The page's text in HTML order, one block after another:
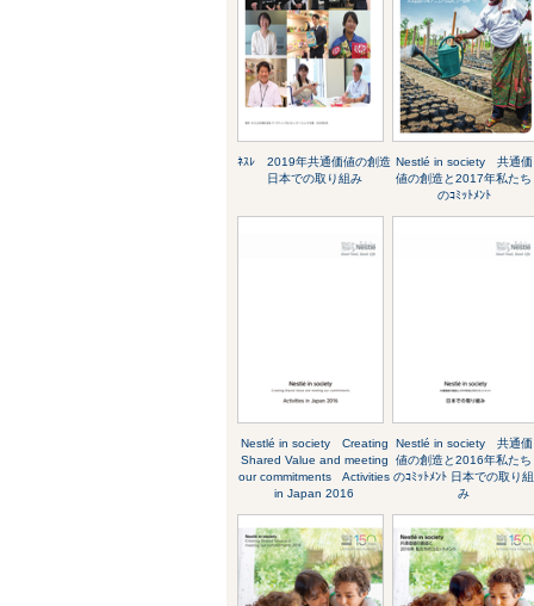
ﾈｽﾚ 2019年共通価値の創造
日本での取り組み
Nestlé in society 共通価
値の創造と2017年私たち
のｺﾐｯﾄﾒﾝﾄ
Nestlé in society Creating
Shared Value and meeting
our commitments Activities
in Japan 2016
Nestlé in society 共通価
値の創造と2016年私たち
のｺﾐｯﾄﾒﾝﾄ 日本での取り組
み